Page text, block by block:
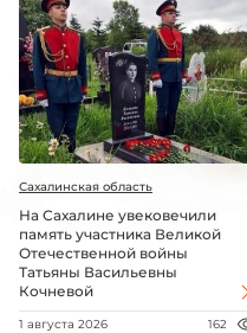
Сахалинская область
На Сахалине увековечили
память участника Великой
Отечественной войны
Татьяны Васильевны
Кочневой
1 августа 2026 162